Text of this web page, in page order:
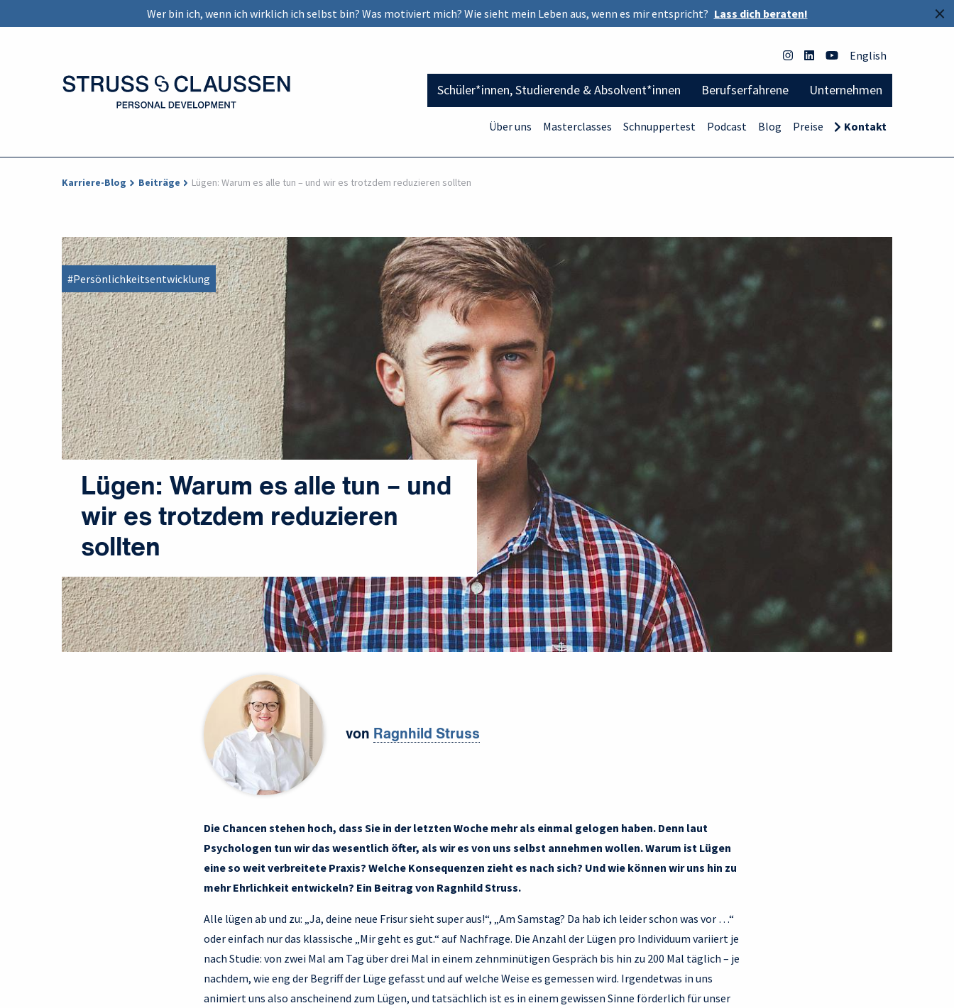
×
Wer bin ich, wenn ich wirklich ich selbst bin? Was motiviert mich? Wie sieht mein Leben aus, wenn es mir entspricht? Lass dich beraten!
English
Schüler*innen, Studierende & Absolvent*innen Berufserfahrene Unternehmen
Über uns Masterclasses Schnuppertest Podcast Blog Preise Kontakt
Karriere-Blog Beiträge Lügen: Warum es alle tun – und wir es trotzdem reduzieren sollten
#Persönlichkeitsentwicklung
Lügen: Warum es alle tun – und
wir es trotzdem reduzieren
sollten
von Ragnhild Struss
Die Chancen stehen hoch, dass Sie in der letzten Woche mehr als einmal gelogen haben. Denn laut
Psychologen tun wir das wesentlich öfter, als wir es von uns selbst annehmen wollen. Warum ist Lügen
eine so weit verbreitete Praxis? Welche Konsequenzen zieht es nach sich? Und wie können wir uns hin zu
mehr Ehrlichkeit entwickeln? Ein Beitrag von Ragnhild Struss.
Alle lügen ab und zu: „Ja, deine neue Frisur sieht super aus!“, „Am Samstag? Da hab ich leider schon was vor …“
oder einfach nur das klassische „Mir geht es gut.“ auf Nachfrage. Die Anzahl der Lügen pro Individuum variiert je
nach Studie: von zwei Mal am Tag über drei Mal in einem zehnminütigen Gespräch bis hin zu 200 Mal täglich – je
nachdem, wie eng der Begriff der Lüge gefasst und auf welche Weise es gemessen wird. Irgendetwas in uns
animiert uns also anscheinend zum Lügen, und tatsächlich ist es in einem gewissen Sinne förderlich für unser